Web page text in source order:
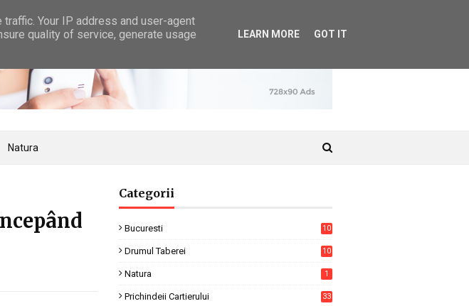
Natura
Categorii
Bucuresti
10
Drumul Taberei
10
Natura 1
Prichindeii Cartierului 33
Your IP address and user-agent
quality of service, generate usage
LEARN MORE GOT IT